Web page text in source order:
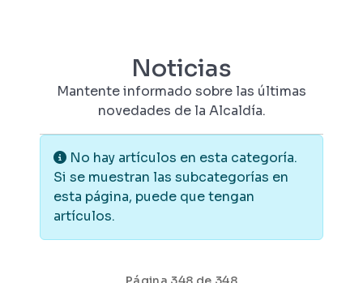
Noticias
Mantente informado sobre las últimas
novedades de la Alcaldía.
Información
No hay artículos en esta categoría.
Si se muestran las subcategorías en
esta página, puede que tengan
artículos.